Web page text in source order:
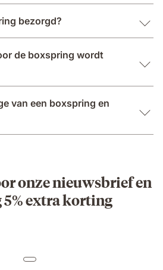
bezorgd?
de boxspring wordt
van een boxspring en
onze nieuwsbrief en
extra korting